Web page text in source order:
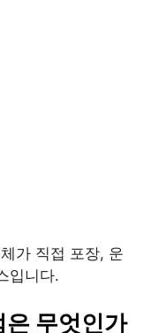
가 직접 포장, 운
입니다.
무엇인가